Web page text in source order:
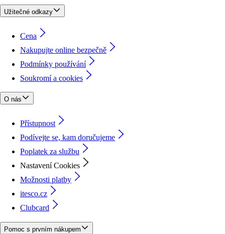
Užitečné odkazy
Cena
Nakupujte online bezpečně
Podmínky používání
Soukromí a cookies
O nás
Přístupnost
Podívejte se, kam doručujeme
Poplatek za službu
Nastavení Cookies
Možnosti platby
itesco.cz
Clubcard
Pomoc s prvním nákupem